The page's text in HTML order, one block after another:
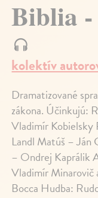
Biblia -
kolektív
Dramatizované
zákona. Účinkujú:
Vladimír
Landl Matúš – Ján
– Ondrej Kaprálik
Vladimír Minarovič
Bocca Hudba: